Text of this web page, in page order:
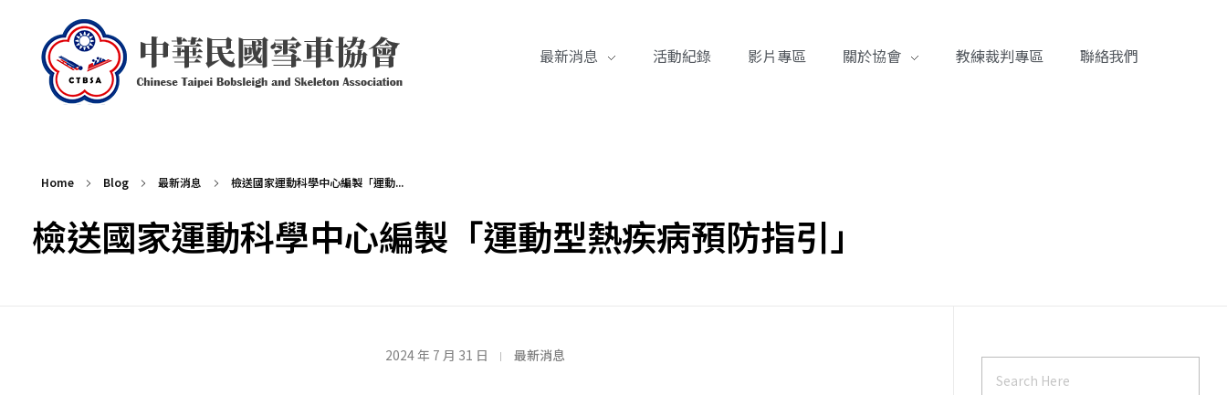
最新消息 活動紀錄 影片專區 關於協會 教練裁判專區 聯絡我們
Home Blog 最新消息 檢送國家運動科學中心編製「運動...
檢送國家運動科學中心編製「運動型熱疾病預防指引」
2024 年 7 月 31 日 最新消息